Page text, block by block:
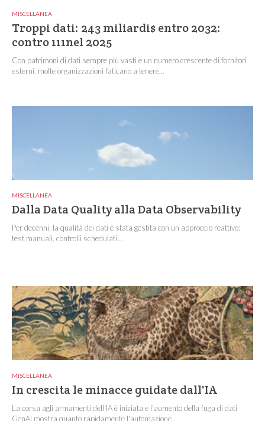
MISCELLANEA
Troppi dati: 243 miliardi$ entro 2032:
contro 111nel 2025
Con patrimoni di dati sempre più vasti e un numero crescente di fornitori
esterni, molte organizzazioni faticano a tenere...
MISCELLANEA
Dalla Data Quality alla Data Observability
Per decenni, la qualità dei dati è stata gestita con un approccio reattivo:
test manuali, controlli schedulati...
MISCELLANEA
In crescita le minacce guidate dall'IA
La corsa agli armamenti dell'IA è iniziata e l'aumento della fuga di dati
GenAI mostra quanto rapidamente l'automazione...